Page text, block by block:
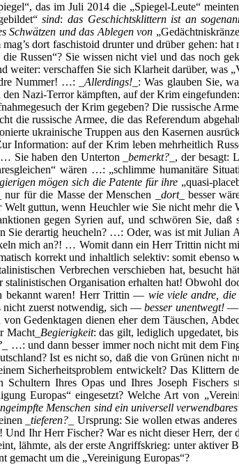
das im Juli 2014 die „Spiegel-Leute“
sind: das Geschichtsklittern ist an
Schwätzen und das Ablegen von
dort faschistoid drunter und drüber gehen: hat
Russen“? Sie wissen nicht viel und das noch
verschaffen Sie sich Klarheit darüber, was
Nummer! …: _Allerdings! _: Was glauben Sie,
Nazi-Terror kämpften, auf der Krim
der Krim gegeben? Die russische
russische Armee, die das Referendum
ukrainische Truppen aus den Kasernen
Information: auf der Krim leben mehrheitlich
… Sie haben den Unterton _bemerkt? _, der besagt:
wären …: „schlimme humanitäre
mögen sich die Patente für ihre „quasi-
nur für die Masse der Menschen _ dort_ besser
guttun, wenn Heuchler wie Sie nicht mehr die
gegen Syrien auf, und schwören Sie, daß
Sie derartig heucheln? …: Oder, was ist mit Julian
mich an?! … Womit dann ein Herr Trittin nicht
korrekt und inhaltlich selektiv: somit ebenso
Verbrechen verschieben hat, besucht
Organisation erhalten hat! Obwohl
bekannt waren! Herr Trittin — wie viele andre, die
nicht zuerst notwendig, sich —besser unentwegt!—
Gedenktagen dienen eher dem Täuschen,
Begierigkeit: das gilt, lediglich upgedatet,
_ …: und dann besser immer noch nicht mit dem
Ist es nicht so, daß die von Grünen nicht
Sicherheitsproblem entwickelt? Das Klittern
Ihres Opas und Ihres Joseph Fischers
Europas“ eingesetzt? Welche Art von
Menschen sind ein universell
_tieferen? _ Ursprung: Sie wollen etwas
Ihr Herr Fischer? War es nicht dieser Herr, der
lähmte, als der erste Angriffskrieg: unter aktiver
gemacht um die „Vereinigung Europas“?